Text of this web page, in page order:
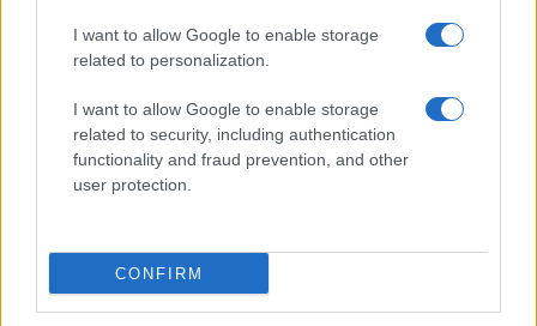
I want to allow Google to enable storage
related to personalization.
I want to allow Google to enable storage
related to security, including authentication
functionality and fraud prevention, and other
user protection.
CONFIRM
RECETAS